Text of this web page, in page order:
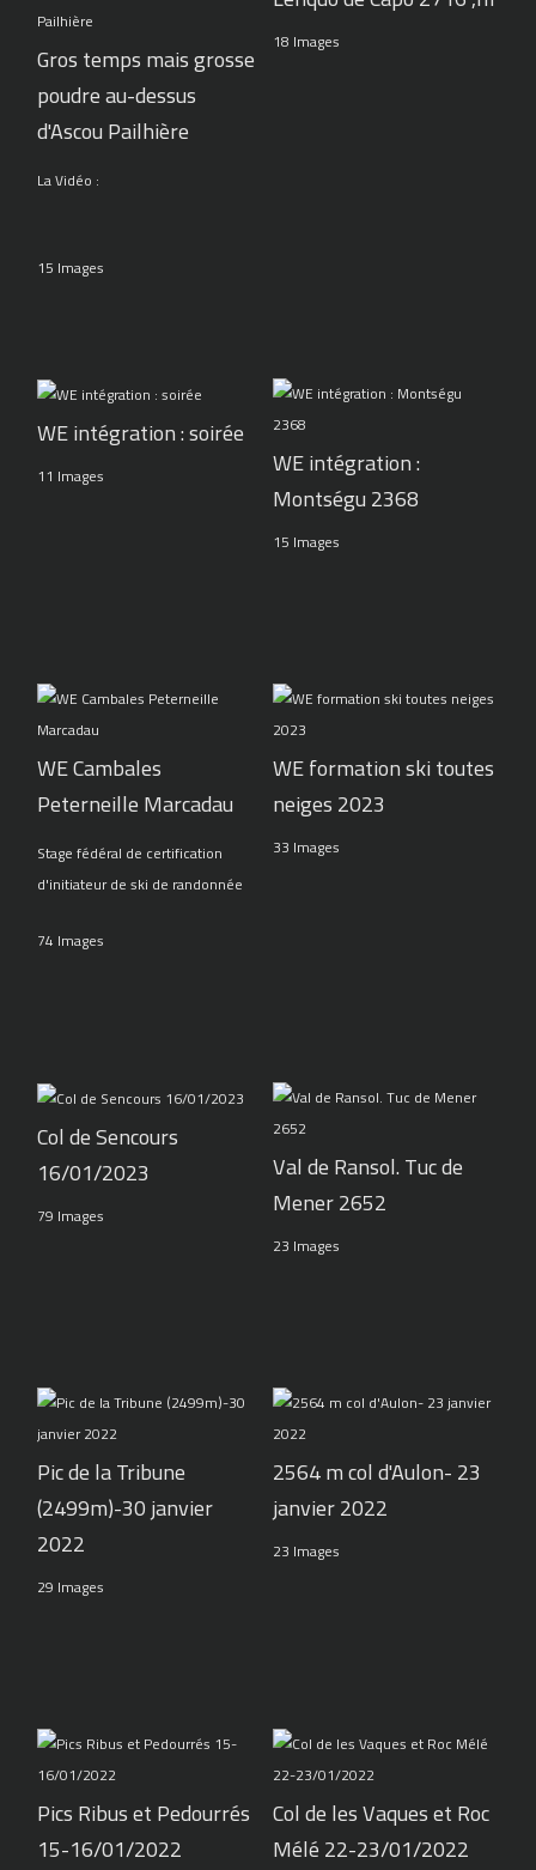
Gros temps mais grosse
poudre au-dessus
d'Ascou Pailhière
La Vidéo :
15 Images
18 Images
WE intégration : soirée
11 Images
WE intégration :
Montségu 2368
15 Images
WE Cambales
Peterneille Marcadau
Stage fédéral de certification
d'initiateur de ski de randonnée
74 Images
WE formation ski toutes
neiges 2023
33 Images
Col de Sencours
16/01/2023
79 Images
Val de Ransol. Tuc de
Mener 2652
23 Images
Pic de la Tribune
(2499m)-30 janvier
2022
29 Images
2564 m col d'Aulon- 23
janvier 2022
23 Images
Pics Ribus et Pedourrés
15-16/01/2022
Col de les Vaques et Roc
Mélé 22-23/01/2022